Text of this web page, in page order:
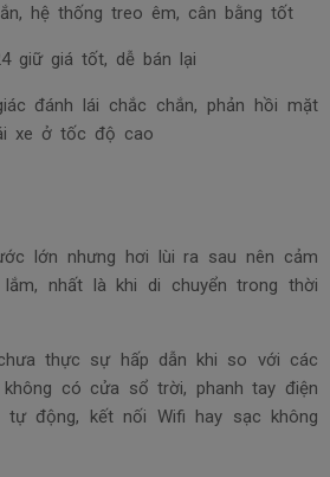
hệ thống treo êm, cân bằng tốt
giữ giá tốt, dễ bán lại
đánh lái chắc chắn, phản hồi mặt
xe ở tốc độ cao
lớn nhưng hơi lùi ra sau nên cảm
nhất là khi di chuyển trong thời
thực sự hấp dẫn khi so với các
có cửa sổ trời, phanh tay điện
động, kết nối Wifi hay sạc không